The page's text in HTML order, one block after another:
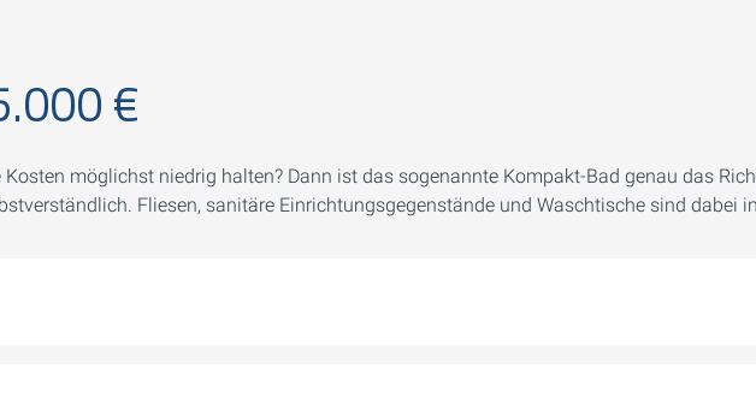
€
möglichst niedrig halten? Dann ist das sogenannte Kompakt-Bad genau das
Fliesen, sanitäre Einrichtungsgegenstände und Waschtische sind dabei